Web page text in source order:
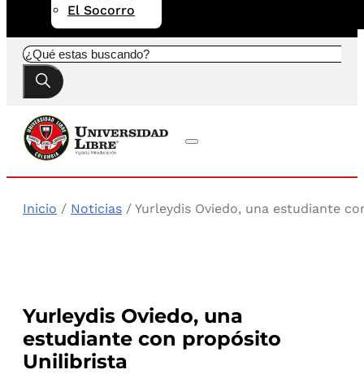
El Socorro
Buscar
Inicio / Noticias / Yurleydis Oviedo, una estudiante
Yurleydis Oviedo, una
estudiante con propósito
Unilibrista